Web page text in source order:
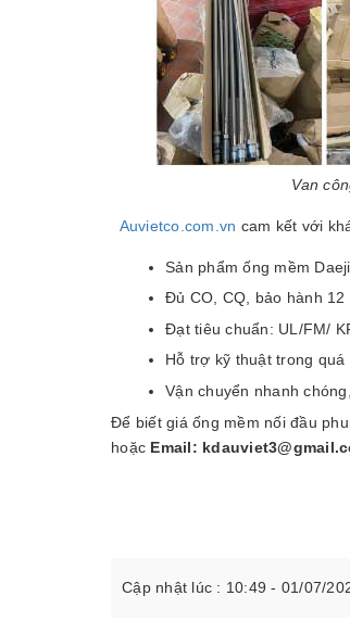
Van
Auvietco.com.vn cam kết với
Sản phẩm ống mềm
Đủ CO, CQ, bảo hành 12
Đạt tiêu chuẩn: UL/FM/
Hỗ trợ kỹ thuật trong quá
Vận chuyển nhanh
Để biết giá ống mềm nối đầu
hoặc Email:
Cập nhật lúc : 10:49 - 01/07/